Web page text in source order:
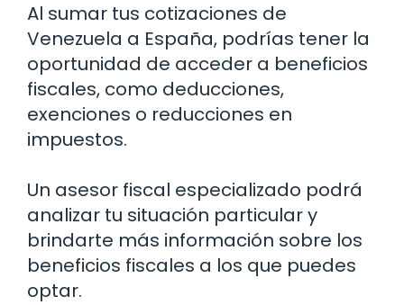
Al sumar tus cotizaciones de
Venezuela a España, podrías tener la
oportunidad de acceder a beneficios
fiscales, como deducciones,
exenciones o reducciones en
impuestos.
Un asesor fiscal especializado podrá
analizar tu situación particular y
brindarte más información sobre los
beneficios fiscales a los que puedes
optar.